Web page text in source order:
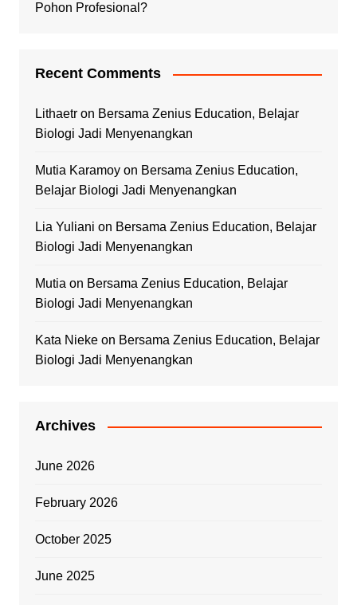
Pohon Profesional?
Recent Comments
Lithaetron Bersama Zenius Education, Belajar
Biologi Jadi Menyenangkan
Mutia Karamoyon Bersama Zenius Education,
Belajar Biologi Jadi Menyenangkan
Lia Yuliani on Bersama Zenius Education, Belajar
Biologi Jadi Menyenangkan
Mutia on Bersama Zenius Education, Belajar
Biologi Jadi Menyenangkan
Kata Niekeon Bersama Zenius Education, Belajar
Biologi Jadi Menyenangkan
Archives
June 2026
February 2026
October 2025
June 2025